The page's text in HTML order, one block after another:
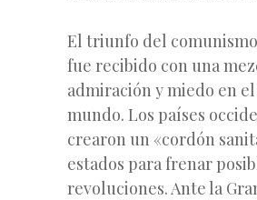
El triunfo del
fue recibido con una
admiración y miedo en
mundo. Los países
crearon un «cordón
estados para frenar
revoluciones. Ante la